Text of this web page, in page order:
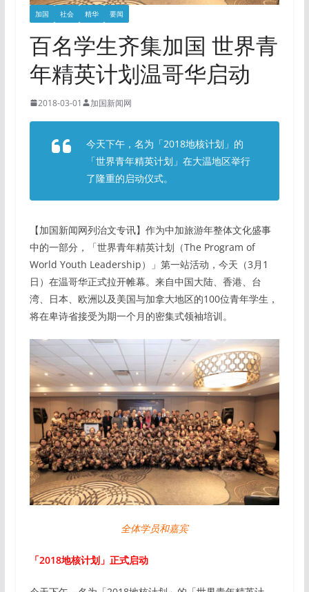
加国 社会 精华 要闻
百名学生齐集加国 世界青
年精英计划温哥华启动
2018-03-01 加国新闻网
今天下午，名为「2018地核计划」的
「世界青年精英计划」在大温地区举行
了隆重的启动仪式。
【加国新闻网列治文专讯】作为中加旅游年整体文化盛事
中的一部分，「世界青年精英计划（The Program of
World Youth Leadership）」第一站活动，今天（3月1
日）在温哥华正式拉开帷幕。来自中国大陆、香港、台
湾、日本、欧洲以及美国与加拿大地区的100位青年学生，
将在卑诗省接受为期一个月的密集式领袖培训。
全体学员和嘉宾
「2018地核计划」正式启动